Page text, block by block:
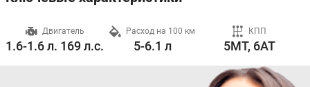
Двигатель
1.6-1.6 л. 169 л.с.
Расход на 100 км
5-6.1 л
КПП
5MT, 6AT